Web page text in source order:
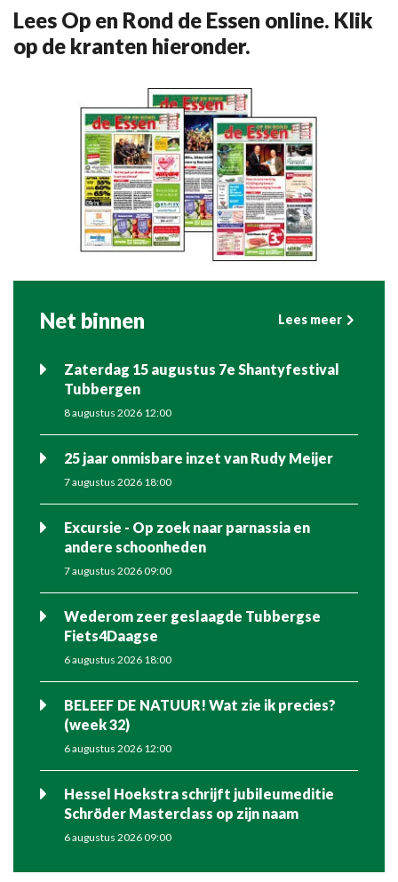
Lees Op en Rond de Essen online. Klik
op de kranten hieronder.
Net binnen Lees meer
Zaterdag 15 augustus 7e Shantyfestival
Tubbergen
8 augustus 2026 12:00
25 jaar onmisbare inzet van Rudy Meijer
7 augustus 2026 18:00
Excursie - Op zoek naar parnassia en
andere schoonheden
7 augustus 2026 09:00
Wederom zeer geslaagde Tubbergse
Fiets4Daagse
6 augustus 2026 18:00
BELEEF DE NATUUR! Wat zie ik precies?
(week 32)
6 augustus 2026 12:00
Hessel Hoekstra schrijft jubileumeditie
Schröder Masterclass op zijn naam
6 augustus 2026 09:00